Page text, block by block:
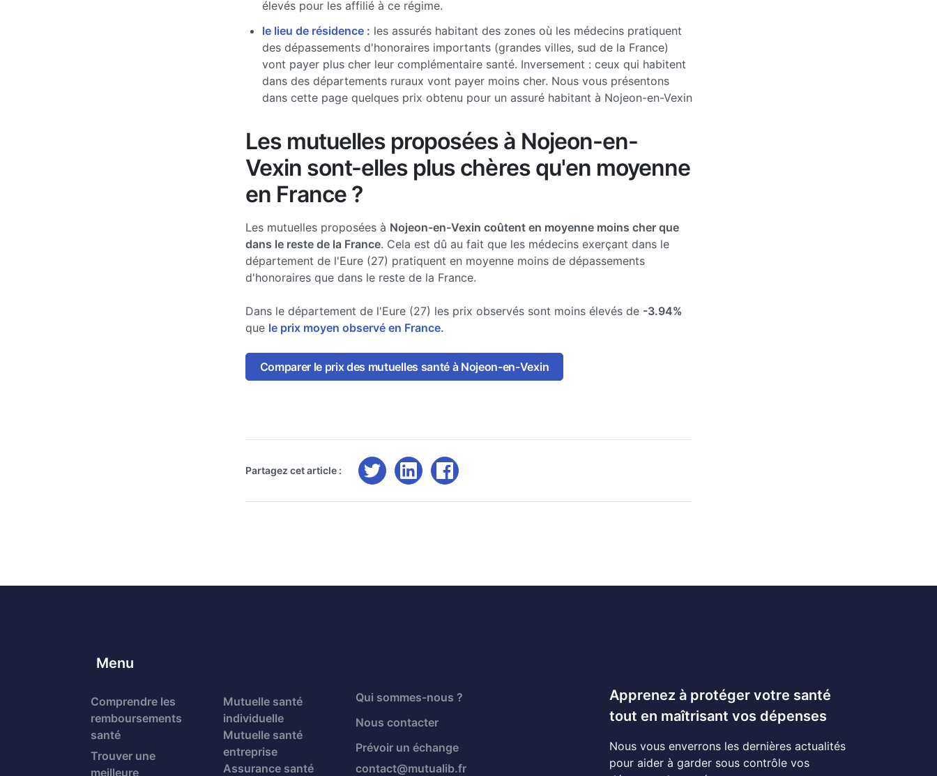
élevés pour les affilié à ce régime.
le lieu de résidence : les assurés habitant des zones où les médecins pratiquent
des dépassements d'honoraires importants (grandes villes, sud de la France)
vont payer plus cher leur complémentaire santé. Inversement : ceux qui habitent
dans des départements ruraux vont payer moins cher. Nous vous présentons
dans cette page quelques prix obtenu pour un assuré habitant à Nojeon-en-Vexin
Les mutuelles proposées à Nojeon-en-
Vexin sont-elles plus chères qu'en moyenne
en France ?
Les mutuelles proposées à Nojeon-en-Vexin coûtent en moyenne moins cher que
dans le reste de la France. Cela est dû au fait que les médecins exerçant dans le
département de l'Eure (27) pratiquent en moyenne moins de dépassements
d'honoraires que dans le reste de la France.
Dans le département de l'Eure (27) les prix observés sont moins élevés de -3.94%
que le prix moyen observé en France.
Comparer le prix des mutuelles santé à Nojeon-en-Vexin
Partagez cet article :
Menu
Comprendre les
remboursements
santé
Trouver une
meilleure
Mutuelle santé
individuelle
Mutuelle santé
entreprise
Assurance santé
Qui sommes-nous ?
Nous contacter
Prévoir un échange
contact@mutualib.fr
Apprenez à protéger votre santé
tout en maîtrisant vos dépenses
Nous vous enverrons les dernières actualités
pour aider à garder sous contrôle vos